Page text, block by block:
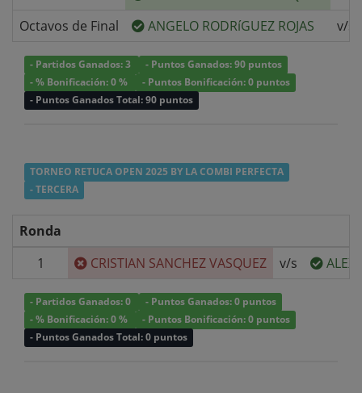
Octavos de Final
ANGELO RODRíGUEZ ROJAS v/s
- Partidos Ganados: 3
- Puntos Ganados: 90 puntos
- % Bonificación: 0 %
- Puntos Bonificación: 0 puntos
- Puntos Ganados Total: 90 puntos
TORNEO RETUCA OPEN 2025 BY LA COMBI PERFECTA
- TERCERA
Ronda
1
CRISTIAN SANCHEZ VASQUEZ v/s ALEX
- Partidos Ganados: 0
- Puntos Ganados: 0 puntos
- % Bonificación: 0 %
- Puntos Bonificación: 0 puntos
- Puntos Ganados Total: 0 puntos